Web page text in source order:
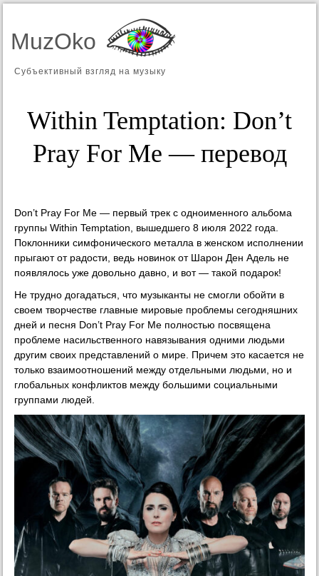
MuzOko
Субъективный взгляд на музыку
Within Temptation: Don’t
Pray For Me — перевод
Don’t Pray For Me — первый трек с одноименного альбома
группы Within Temptation, вышедшего 8 июля 2022 года.
Поклонники симфонического металла в женском исполнении
прыгают от радости, ведь новинок от Шарон Ден Адель не
появлялось уже довольно давно, и вот — такой подарок!
Не трудно догадаться, что музыканты не смогли обойти в
своем творчестве главные мировые проблемы сегодняшних
дней и песня Don’t Pray For Me полностью посвящена
проблеме насильственного навязывания одними людьми
другим своих представлений о мире. Причем это касается не
только взаимоотношений между отдельными людьми, но и
глобальных конфликтов между большими социальными
группами людей.